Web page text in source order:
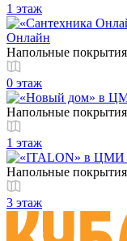
1 этаж
Онлайн
Напольные покрытия
0 этаж
Напольные покрытия
1 этаж
Напольные покрытия
3 этаж